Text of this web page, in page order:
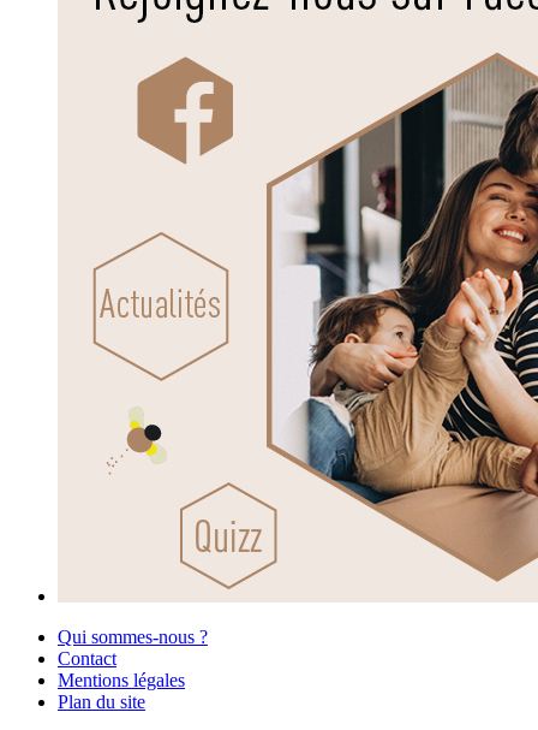
Qui sommes-nous ?
Contact
Mentions légales
Plan du site